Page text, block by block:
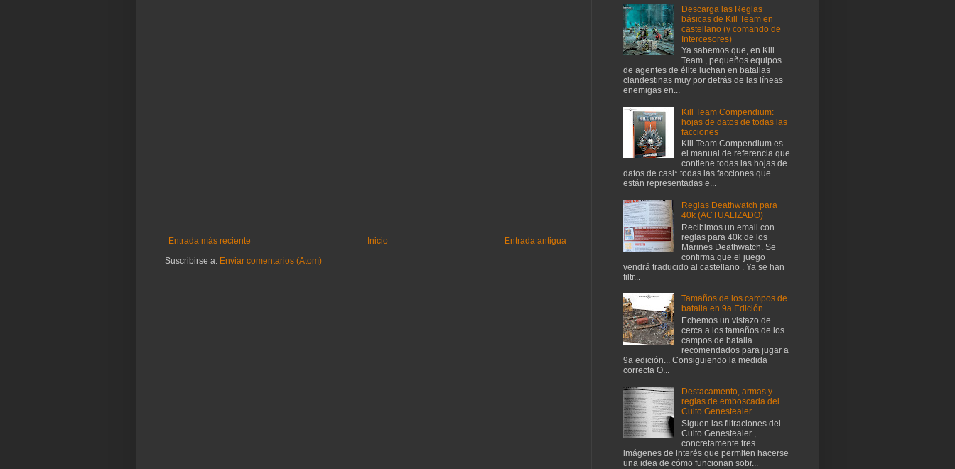
Entrada más reciente Entrada antigua
Inicio
Suscribirse a: Enviar comentarios (Atom)
Descarga las Reglas
básicas de Kill Team en
castellano (y comando de
Intercesores)
Ya sabemos que, en Kill
Team , pequeños equipos
de agentes de élite luchan en batallas
clandestinas muy por detrás de las líneas
enemigas en...
Kill Team Compendium:
hojas de datos de todas las
facciones
Kill Team Compendium es
el manual de referencia que
contiene todas las hojas de
datos de casi* todas las facciones que
están representadas e...
Reglas Deathwatch para
40k (ACTUALIZADO)
Recibimos un email con
reglas para 40k de los
Marines Deathwatch. Se
confirma que el juego
vendrá traducido al castellano . Ya se han
filtr...
Tamaños de los campos de
batalla en 9a Edición
Echemos un vistazo de
cerca a los tamaños de los
campos de batalla
recomendados para jugar a
9a edición... Consiguiendo la medida
correcta O...
Destacamento, armas y
reglas de emboscada del
Culto Genestealer
Siguen las filtraciones del
Culto Genestealer ,
concretamente tres
imágenes de interés que permiten hacerse
una idea de cómo funcionan sobr...